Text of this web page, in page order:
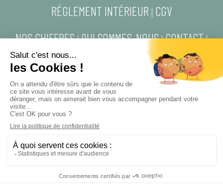
RÉGLEMENT INTÉRIEUR | CGV
NOS CHIFFRES|QUI SOMMES-NOUS|CONTACT|
MENTIONS LÉGALES
POLITIQUE DE
CONFIDENTIALITÉ
DESIGN BY AUGUSTINE PLUME
LEXI FORMATIONS -CONTACT@LEXIFORMATIONS.COM